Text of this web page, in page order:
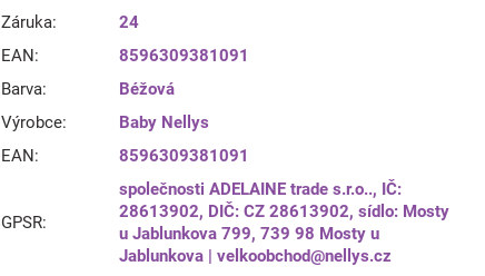
Záruka:
24
EAN:
8596309381091
Barva:
Béžová
Výrobce:
Baby Nellys
EAN: 8596309381091
GPSR:
společnosti ADELAINE trade s.r.o.., IČ:
28613902, DIČ: CZ 28613902, sídlo: Mosty
u Jablunkova 799, 739 98 Mosty u
Jablunkova | velkoobchod@nellys.cz